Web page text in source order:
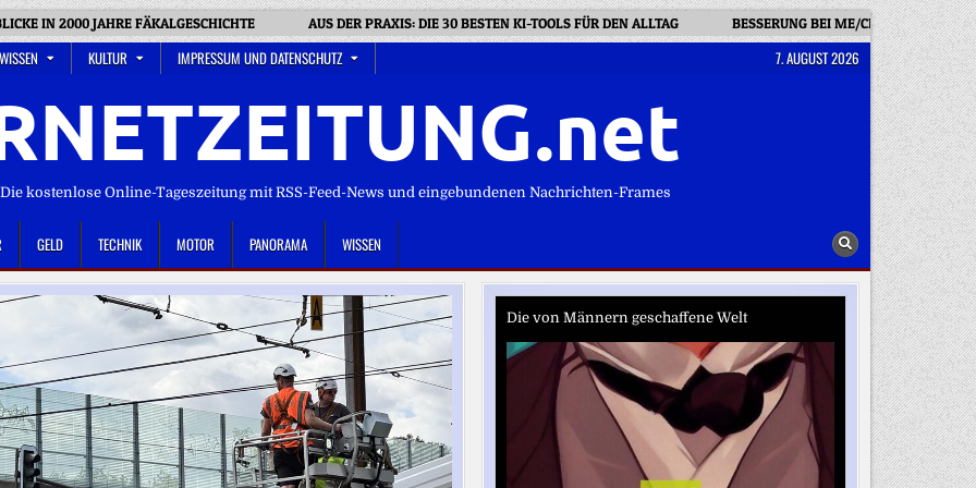
IN 2000 JAHRE FÄKALGESCHICHTE AUS DER PRAXIS: DIE 30 BESTEN KI-TOOLS FÜR DEN ALLTAG BESSERUNG BEI ME/CFS: „NACH
KULTUR IMPRESSUM UND DATENSCHUTZ 7. AUGUST 2026
kostenlose Online-Tageszeitung mit RSS-Feed-News und eingebundenen Nachrichten-Frames
GELD TECHNIK MOTOR PANORAMA WISSEN
Die von Männern geschaffene Welt